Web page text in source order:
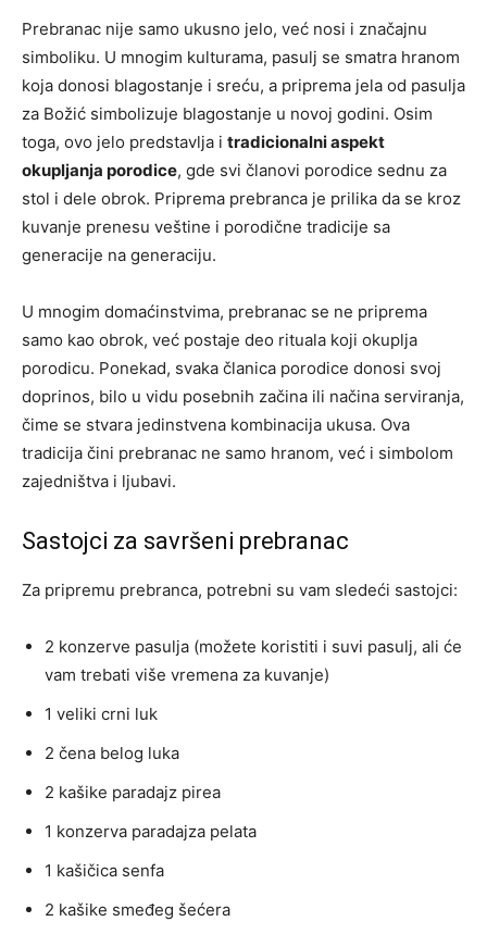
Prebranac nije samo ukusno jelo, već nosi i značajnu
simboliku. U mnogim kulturama, pasulj se smatra hranom
koja donosi blagostanje i sreću, a priprema jela od pasulja
za Božić simbolizuje blagostanje u novoj godini. Osim
toga, ovo jelo predstavlja i tradicionalni aspekt
okupljanja porodice, gde svi članovi porodice sednu za
stol i dele obrok. Priprema prebranca je prilika da se kroz
kuvanje prenesu veštine i porodične tradicije sa
generacije na generaciju.
U mnogim domaćinstvima, prebranac se ne priprema
samo kao obrok, već postaje deo rituala koji okuplja
porodicu. Ponekad, svaka članica porodice donosi svoj
doprinos, bilo u vidu posebnih začina ili načina serviranja,
čime se stvara jedinstvena kombinacija ukusa. Ova
tradicija čini prebranac ne samo hranom, već i simbolom
zajedništva i ljubavi.
Sastojci za savršeni prebranac
Za pripremu prebranca, potrebni su vam sledeći sastojci:
2 konzerve pasulja (možete koristiti i suvi pasulj, ali će
vam trebati više vremena za kuvanje)
1 veliki crni luk
2 čena belog luka
2 kašike paradajz pirea
1 konzerva paradajza pelata
1 kašičica senfa
2 kašike smeđeg šećera